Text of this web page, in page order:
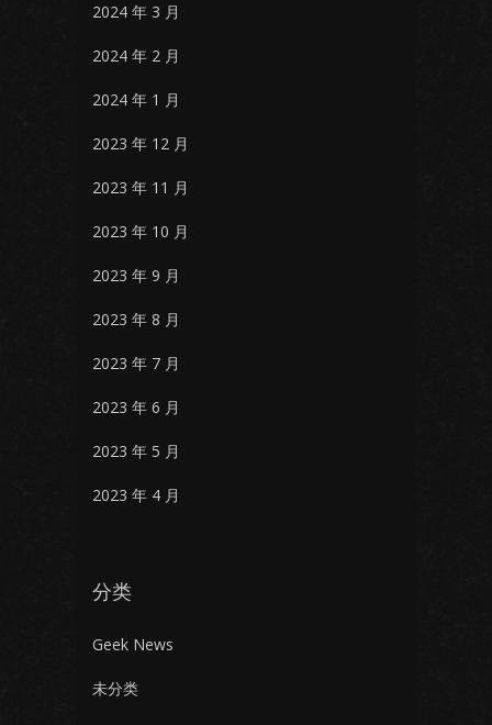
2024 年 3 月
2024 年 2 月
2024 年 1 月
2023 年 12 月
2023 年 11 月
2023 年 10 月
2023 年 9 月
2023 年 8 月
2023 年 7 月
2023 年 6 月
2023 年 5 月
2023 年 4 月
分类
Geek News
未分类